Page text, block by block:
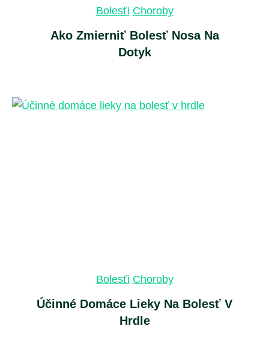
Bolesťi Choroby
Ako Zmierniť Bolesť Nosa Na
Dotyk
Bolesťi Choroby
Účinné Domáce Lieky Na Bolesť V
Hrdle